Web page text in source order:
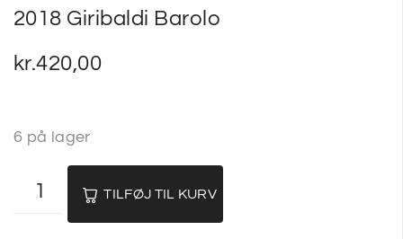
2018 Giribaldi Barolo
kr.420,00
6 på lager
TILFØJ TIL KURV